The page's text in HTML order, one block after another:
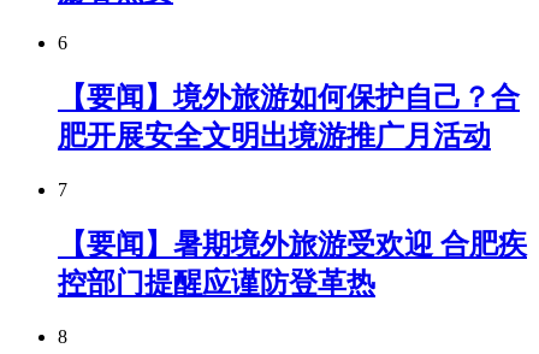
6
【要闻】境外旅游如何保护自己？合
肥开展安全文明出境游推广月活动
7
【要闻】暑期境外旅游受欢迎 合肥疾
控部门提醒应谨防登革热
8